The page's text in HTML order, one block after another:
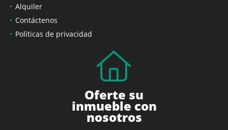
Alquiler
Contáctenos
Políticas de privacidad
Oferte su
inmueble con
nosotros